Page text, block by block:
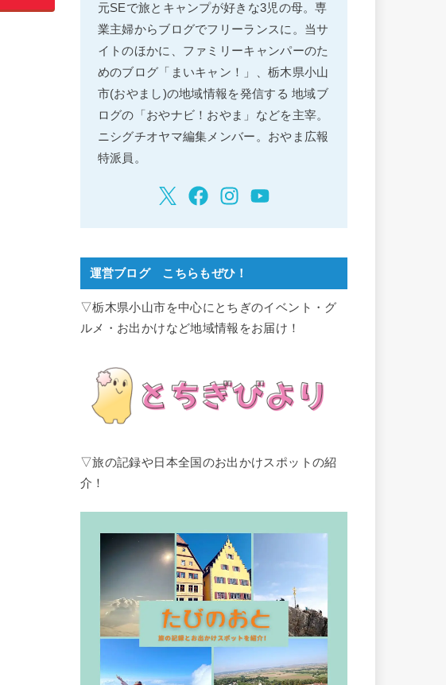
元SEで旅とキャンプが好きな3児の母。専
業主婦からブログでフリーランスに。当サ
イトのほかに、ファミリーキャンパーのた
めのブログ「まいキャン！」、栃木県小山
市(おやまし)の地域情報を発信する 地域ブ
ログの「おやナビ！おやま」などを主宰。
ニシグチオヤマ編集メンバー。おやま広報
特派員。
運営ブログ こちらもぜひ！
▽栃木県小山市を中心にとちぎのイベント・グ
ルメ・お出かけなど地域情報をお届け！
▽旅の記録や日本全国のお出かけスポットの紹
介！